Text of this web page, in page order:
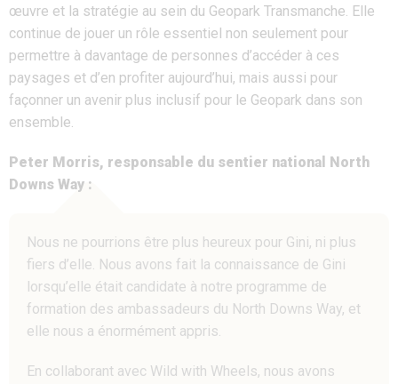
œuvre et la stratégie au sein du Geopark Transmanche. Elle
continue de jouer un rôle essentiel non seulement pour
permettre à davantage de personnes d’accéder à ces
paysages et d’en profiter aujourd’hui, mais aussi pour
façonner un avenir plus inclusif pour le Geopark dans son
ensemble.
Peter Morris, responsable du sentier national North
Downs Way :
Nous ne pourrions être plus heureux pour Gini, ni plus
fiers d’elle. Nous avons fait la connaissance de Gini
lorsqu’elle était candidate à notre programme de
formation des ambassadeurs du North Downs Way, et
elle nous a énormément appris.
En collaborant avec Wild with Wheels, nous avons